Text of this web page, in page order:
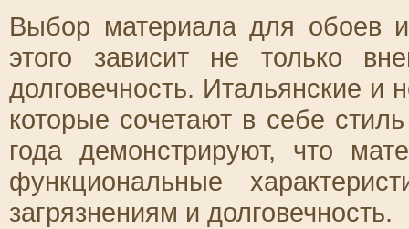
Выбор материала для обоев
этого зависит не только
долговечность. Итальянские
которые сочетают в себе
года демонстрируют, что
функциональные
загрязнениям и долговечность.